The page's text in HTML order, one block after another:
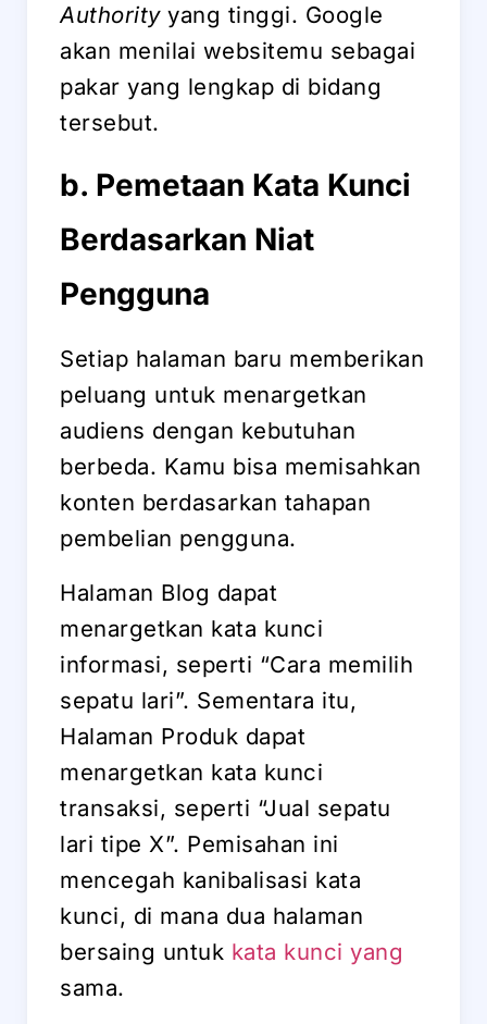
Authorityyang tinggi. Google
akan menilai websitemu sebagai
pakar yang lengkap di bidang
tersebut.
b. Pemetaan Kata Kunci
Berdasarkan Niat
Pengguna
Setiap halaman baru memberikan
peluang untuk menargetkan
audiens dengan kebutuhan
berbeda. Kamu bisa memisahkan
konten berdasarkan tahapan
pembelian pengguna.
Halaman Blog dapat
menargetkan kata kunci
informasi, seperti “Cara memilih
sepatu lari”. Sementara itu,
Halaman Produk dapat
menargetkan kata kunci
transaksi, seperti “Jual sepatu
lari tipe X”. Pemisahan ini
mencegah kanibalisasi kata
kunci, di mana dua halaman
bersaing untuk kata kunci yang
sama.